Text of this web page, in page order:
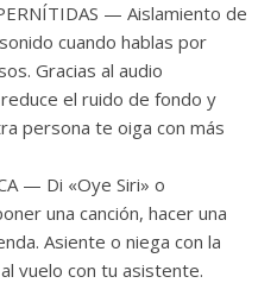
— Aislamiento de
cuando hablas por
Gracias al audio
el ruido de fondo y
persona te oiga con más
— Di «Oye Siri» o
una canción, hacer una
Asiente o niega con la
vuelo con tu asistente.